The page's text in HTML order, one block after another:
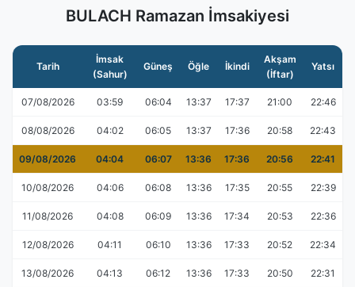
BULACH Ramazan İmsakiyesi
Tarih
İmsak
(Sahur)
Güneş Öğle İkindi
Akşam
(İftar)
Yatsı
07/08/2026 03:59 06:04 13:37 17:37 21:00 22:46
08/08/2026 04:02 06:05 13:37 17:36 20:58 22:43
09/08/2026 04:04 06:07 13:36 17:36 20:56 22:41
10/08/2026 04:06 06:08 13:36 17:35 20:55 22:39
11/08/2026 04:08 06:09 13:36 17:34 20:53 22:36
12/08/2026 04:11 06:10 13:36 17:33 20:52 22:34
13/08/2026 04:13 06:12 13:36 17:33 20:50 22:31